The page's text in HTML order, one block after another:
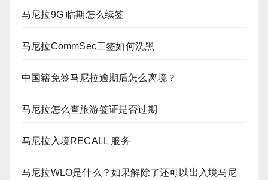
马尼拉9G 临期怎么续签
马尼拉CommSec工签如何洗黑
中国籍免签马尼拉逾期后怎么离境？
马尼拉怎么查旅游签证是否过期
马尼拉入境RECALL 服务
马尼拉WLO是什么？如果解除了还可以出入境马尼